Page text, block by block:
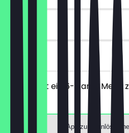
90 Tage
vor Ort
Du erhältst ein 6-Gang-Menü
Menüs.
App zum Einlösen